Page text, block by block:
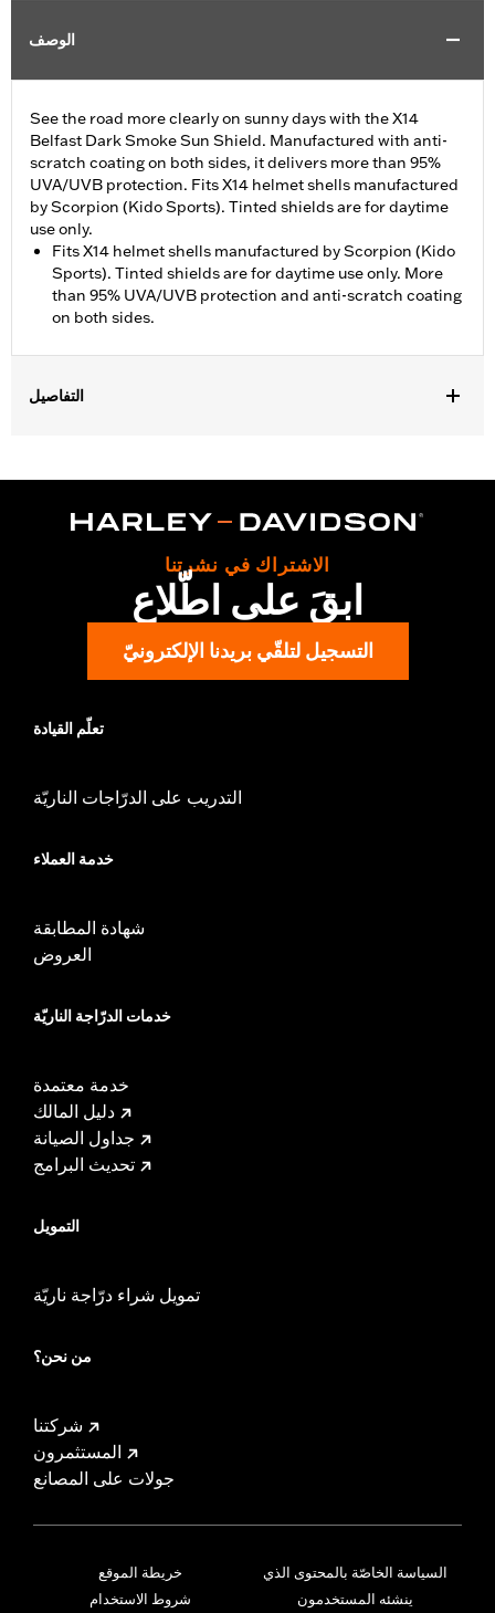
الوصف
See the road more clearly on sunny days with the X14
Belfast Dark Smoke Sun Shield. Manufactured with anti-
scratch coating on both sides, it delivers more than 95%
UVA/UVB protection. Fits X14 helmet shells manufactured
by Scorpion (Kido Sports). Tinted shields are for daytime
use only.
Fits X14 helmet shells manufactured by Scorpion (Kido
Sports). Tinted shields are for daytime use only. More
than 95% UVA/UVB protection and anti-scratch coating
on both sides.
التفاصيل
الاشتراك في نشرتنا
ابقَ على اطّلاع
التسجيل لتلقّي بريدنا الإلكترونيّ
تعلّم القيادة
التدريب على الدرّاجات الناريّة
خدمة العملاء
شهادة المطابقة
العروض
خدمات الدرّاجة الناريّة
خدمة معتمدة
دليل المالك
جداول الصيانة
تحديث البرامج
التمويل
تمويل شراء درّاجة ناريّة
من نحن؟
شركتنا
المستثمرون
جولات على المصانع
خريطة الموقع
شروط الاستخدام
السياسة الخاصّة بالمحتوى الذي
ينشئه المستخدمون